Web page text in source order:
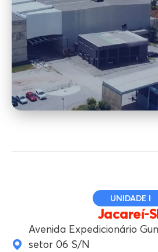
UNIDADE I
Jacareí-
Avenida Expedicionário
setor 06 S/N